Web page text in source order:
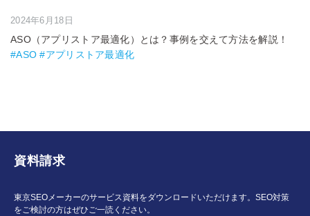
2024年6月18日
ASO（アプリストア最適化）とは？事例を交えて方法を解説！
#ASO #アプリストア最適化
資料請求
東京SEOメーカーのサービス資料をダウンロードいただけます。SEO対策
をご検討の方はぜひご一読ください。